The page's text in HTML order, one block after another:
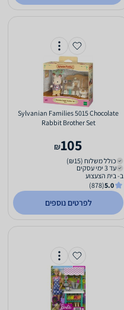
Sylvanian Families 5015 Chocolate
Rabbit Brother Set
105
₪
כולל משלוח (₪15)
עד 3 ימי עסקים
ב- בית הצעצוע
5.0
(878)
לפרטים נוספים